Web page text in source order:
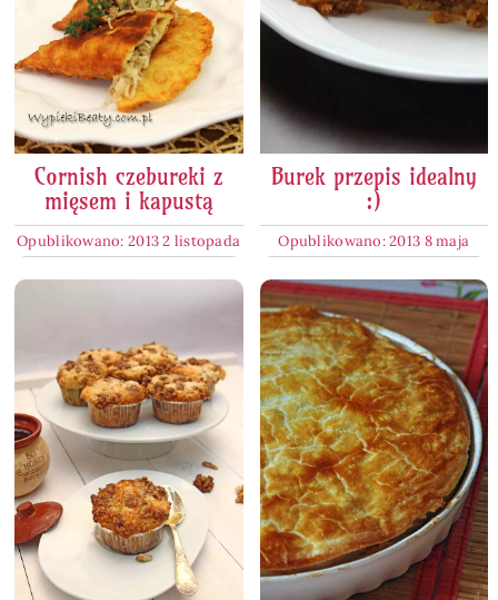
Cornish czebureki z
mięsem i kapustą
Opublikowano: 2013 2 listopada
Burek przepis idealny
:)
Opublikowano: 2013 8 maja